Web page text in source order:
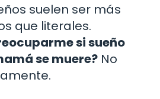
suelen ser más
que literales.
si sueño
se muere? No